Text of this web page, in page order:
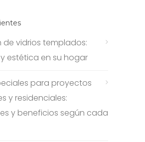
de vidrios templados:
estética en su hogar
para proyectos
y residenciales:
y beneficios según cada